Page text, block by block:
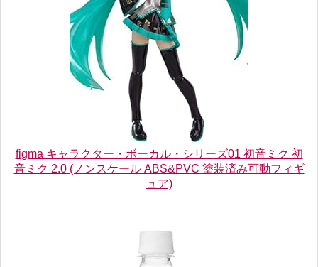
figma キャラクター・ボーカル・シリーズ01 初音ミク 初
音ミク 2.0 (ノンスケール ABS&PVC 塗装済み可動フィギ
ュア)